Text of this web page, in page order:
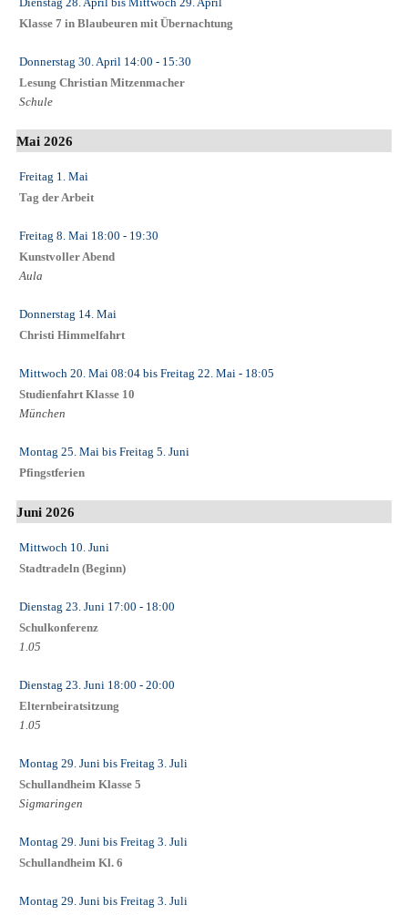
Klasse 7 in Blaubeuren mit Übernachtung
Donnerstag 30. April 14:00 - 15:30
Lesung Christian Mitzenmacher
Schule
Mai 2026
Freitag 1. Mai
Tag der Arbeit
Freitag 8. Mai 18:00 - 19:30
Kunstvoller Abend
Aula
Donnerstag 14. Mai
Christi Himmelfahrt
Mittwoch 20. Mai 08:04 bis Freitag 22. Mai - 18:05
Studienfahrt Klasse 10
München
Montag 25. Mai bis Freitag 5. Juni
Pfingstferien
Juni 2026
Mittwoch 10. Juni
Stadtradeln (Beginn)
Dienstag 23. Juni 17:00 - 18:00
Schulkonferenz
1.05
Dienstag 23. Juni 18:00 - 20:00
Elternbeiratsitzung
1.05
Montag 29. Juni bis Freitag 3. Juli
Schullandheim Klasse 5
Sigmaringen
Montag 29. Juni bis Freitag 3. Juli
Schullandheim Kl. 6
Montag 29. Juni bis Freitag 3. Juli